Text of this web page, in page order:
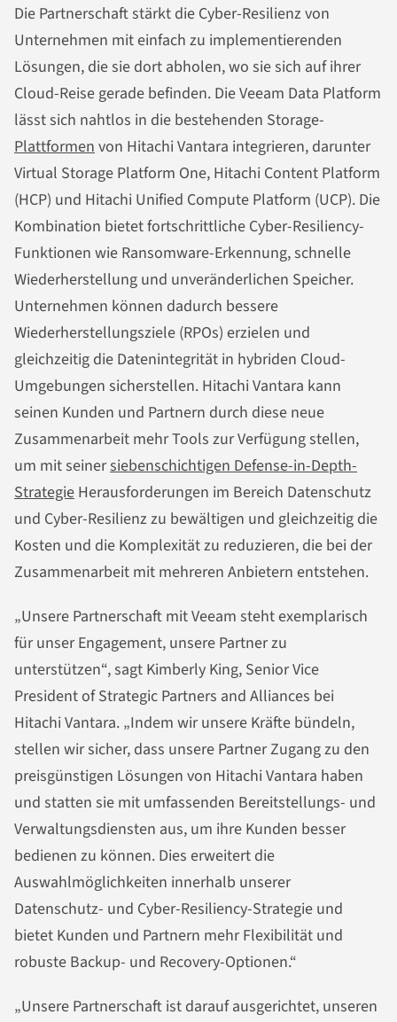
Die Partnerschaft stärkt die Cyber-Resilienz von
Unternehmen mit einfach zu implementierenden
Lösungen, die sie dort abholen, wo sie sich auf ihrer
Cloud-Reise gerade befinden. Die Veeam Data Platform
lässt sich nahtlos in die bestehenden Storage-
Plattformen von Hitachi Vantara integrieren, darunter
Virtual Storage Platform One, Hitachi Content Platform
(HCP) und Hitachi Unified Compute Platform (UCP). Die
Kombination bietet fortschrittliche Cyber-Resiliency-
Funktionen wie Ransomware-Erkennung, schnelle
Wiederherstellung und unveränderlichen Speicher.
Unternehmen können dadurch bessere
Wiederherstellungsziele (RPOs) erzielen und
gleichzeitig die Datenintegrität in hybriden Cloud-
Umgebungen sicherstellen. Hitachi Vantara kann
seinen Kunden und Partnern durch diese neue
Zusammenarbeit mehr Tools zur Verfügung stellen,
um mit seinersiebenschichtigen Defense-in-Depth-
Strategie Herausforderungen im Bereich Datenschutz
und Cyber-Resilienz zu bewältigen und gleichzeitig die
Kosten und die Komplexität zu reduzieren, die bei der
Zusammenarbeit mit mehreren Anbietern entstehen.
„Unsere Partnerschaft mit Veeam steht exemplarisch
für unser Engagement, unsere Partner zu
unterstützen“, sagt Kimberly King, Senior Vice
President of Strategic Partners and Alliances bei
Hitachi Vantara. „Indem wir unsere Kräfte bündeln,
stellen wir sicher, dass unsere Partner Zugang zu den
preisgünstigen Lösungen von Hitachi Vantara haben
und statten sie mit umfassenden Bereitstellungs- und
Verwaltungsdiensten aus, um ihre Kunden besser
bedienen zu können. Dies erweitert die
Auswahlmöglichkeiten innerhalb unserer
Datenschutz- und Cyber-Resiliency-Strategie und
bietet Kunden und Partnern mehr Flexibilität und
robuste Backup- und Recovery-Optionen.“
„Unsere Partnerschaft ist darauf ausgerichtet, unseren